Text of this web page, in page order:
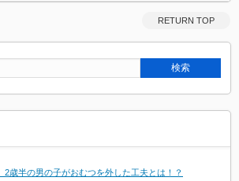
RETURN TOP
2歳半の男の子がおむつを外した工夫とは！？